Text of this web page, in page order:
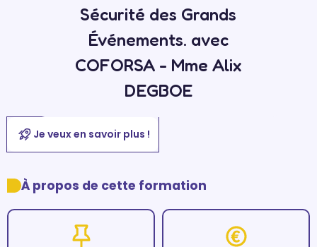
Sécurité des Grands
Événements. avec
COFORSA - Mme Alix
DEGBOE
Je veux en savoir plus !
À propos de cette formation